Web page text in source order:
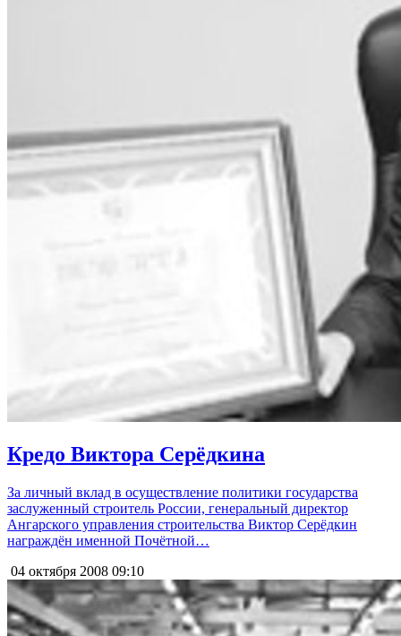
Кредо Виктора Серёдкина
За личный вклад в осуществление политики государства
заслуженный строитель России, генеральный директор
Ангарского управления строительства Виктор Серёдкин
награждён именной Почётной…
04 октября 2008 09:10